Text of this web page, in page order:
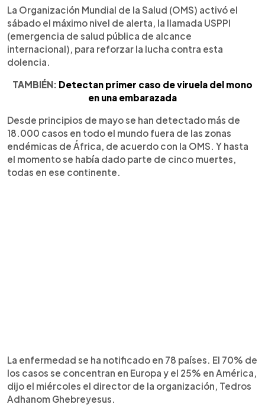
La Organización Mundial de la Salud (OMS) activó el
sábado el máximo nivel de alerta, la llamada USPPI
(emergencia de salud pública de alcance
internacional), para reforzar la lucha contra esta
dolencia.
TAMBIÉN: Detectan primer caso de viruela del mono
en una embarazada
Desde principios de mayo se han detectado más de
18.000 casos en todo el mundo fuera de las zonas
endémicas de África, de acuerdo con la OMS. Y hasta
el momento se había dado parte de cinco muertes,
todas en ese continente.
La enfermedad se ha notificado en 78 países. El 70% de
los casos se concentran en Europa y el 25% en América,
dijo el miércoles el director de la organización, Tedros
Adhanom Ghebreyesus.